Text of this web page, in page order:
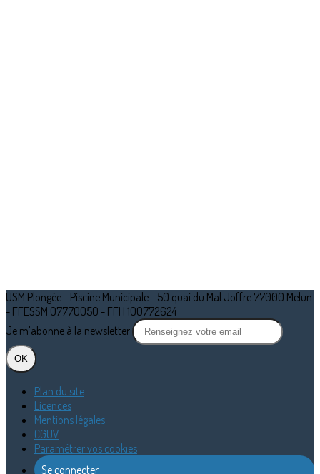
USM Plongée - Piscine Municipale - 50 quai du Mal Joffre 77000 Melun
- FFESSM 07770050 - FFH 100772624
Je m'abonne à la newsletter
OK
Plan du site
Licences
Mentions légales
CGUV
Paramétrer vos cookies
Se connecter